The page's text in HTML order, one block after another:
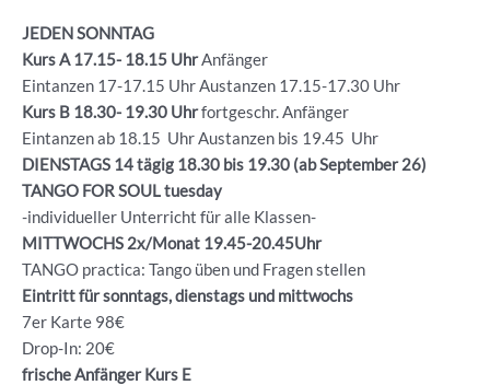
JEDEN SONNTAG
Kurs A 17.15- 18.15 UhrAnfänger
Eintanzen 17-17.15 Uhr Austanzen 17.15-17.30 Uhr
Kurs B 18.30- 19.30 Uhrfortgeschr. Anfänger
Eintanzen ab 18.15 Uhr Austanzen bis 19.45 Uhr
DIENSTAGS 14 tägig 18.30 bis 19.30 (ab September 26)
TANGO FOR SOUL tuesday
-individueller Unterricht für alle Klassen-
MITTWOCHS 2x/Monat 19.45-20.45Uhr
TANGO practica: Tango üben und Fragen stellen
Eintritt für sonntags, dienstags und mittwochs
7er Karte 98€
Drop-In: 20€
frische Anfänger Kurs E